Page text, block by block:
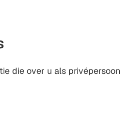
die over u als privépersoon